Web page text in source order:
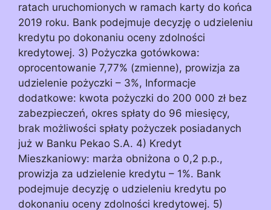
ratach uruchomionych w ramach karty do końca
2019 roku. Bank podejmuje decyzję o udzieleniu
kredytu po dokonaniu oceny zdolności
kredytowej. 3) Pożyczka gotówkowa:
oprocentowanie 7,77% (zmienne), prowizja za
udzielenie pożyczki – 3%, Informacje
dodatkowe: kwota pożyczki do 200 000 zł bez
zabezpieczeń, okres spłaty do 96 miesięcy,
brak możliwości spłaty pożyczek posiadanych
już w Banku Pekao S.A. 4) Kredyt
Mieszkaniowy: marża obniżona o 0,2 p.p.,
prowizja za udzielenie kredytu – 1%. Bank
podejmuje decyzję o udzieleniu kredytu po
dokonaniu oceny zdolności kredytowej. 5)